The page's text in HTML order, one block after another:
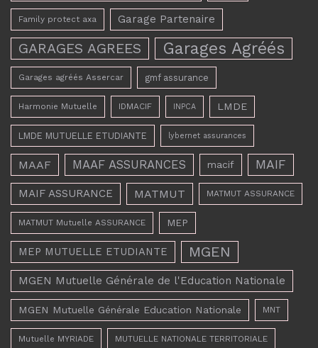
Family protect axa Garage Partenaire
GARAGES AGREES Garages Agréés
Garages agréés Assercar gmf assurance
Harmonie Mutuelle IDMACIF INPCA LMDE
LMDE MUTUELLE ETUDIANTE lybernet assurances
MAAF MAAF ASSURANCES macif MAIF
MAIF ASSURANCE MATMUT MATMUT ASSURANCE
MATMUT Mutuelle ASSURANCE MEP
MEP MUTUELLE ETUDIANTE MGEN
MGEN Mutuelle Générale de l'Education Nationale
MGEN Mutuelle Générale Education Nationale MNT
Mutuelle MYRIADE MUTUELLE NATIONALE TERRITORIALE